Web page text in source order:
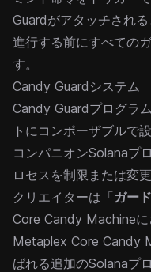
Guardがアタッチされ
進行する前にすべての
す。
Candy Guardシステム
Candy Guardプログラ
トにコンポーザブルで
コンパニオンSolanaプ
ロセスを制限または変
クリエイターは「ガード
Core Candy Machineに
Metaplex Core Candy
ばれる追加のSolanaプ